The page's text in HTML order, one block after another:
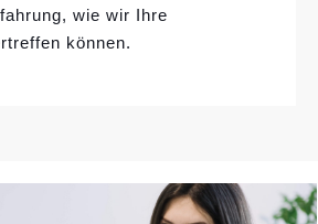
wie wir Ihre
können.